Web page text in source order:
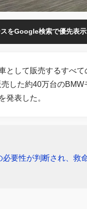
をGoogle検索で優先表示
として販売するすべ
した約40万台の
発表した。
要性が判断され、救